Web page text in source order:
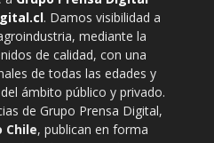
. Damos visibilidad a
mediante la
de calidad, con una
de todas las edades y
ámbito público y privado.
de Grupo Prensa Digital,
Chile, publican en forma